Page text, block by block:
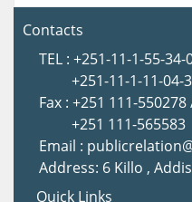
Contacts
TEL : +251-11-1-55-34-
+251-11-1-11-04-
Fax : +251 111-550278
+251 111-565583
Email :
Address: 6 Killo ,
Quick Links